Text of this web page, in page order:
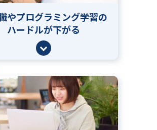
やプログラミング学習の
ハードルが下がる